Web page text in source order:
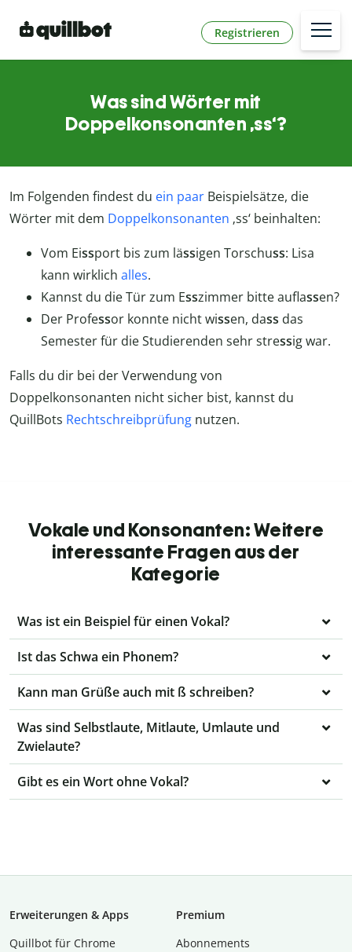
Registrieren
Was sind Wörter mit
Doppelkonsonanten ‚ss‘?
Im Folgenden findest du ein paar Beispielsätze, die
Wörter mit dem Doppelkonsonanten ‚ss‘ beinhalten:
Vom Eissport bis zum lässigen Torschuss: Lisa
kann wirklich alles.
Kannst du die Tür zum Esszimmer bitte auflassen?
Der Professor konnte nicht wissen, dass das
Semester für die Studierenden sehr stressig war.
Falls du dir bei der Verwendung von
Doppelkonsonanten nicht sicher bist, kannst du
QuillBots Rechtschreibprüfung nutzen.
Vokale und Konsonanten: Weitere
interessante Fragen aus der
Kategorie
Was ist ein Beispiel für einen Vokal?
Ist das Schwa ein Phonem?
Kann man Grüße auch mit ß schreiben?
Was sind Selbstlaute, Mitlaute, Umlaute und
Zwielaute?
Gibt es ein Wort ohne Vokal?
Erweiterungen & Apps
Quillbot für Chrome
Premium
Abon­ne­ments